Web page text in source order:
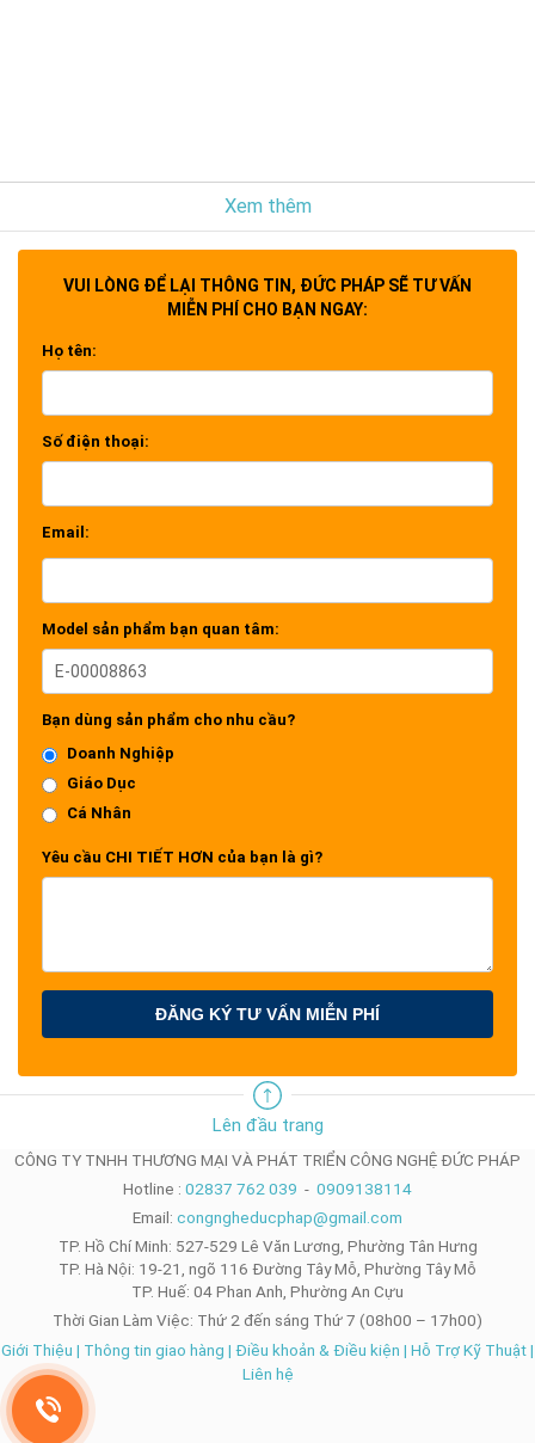
Xem thêm
VUI LÒNG ĐỂ LẠI THÔNG TIN, ĐỨC PHÁP SẼ TƯ VẤN
MIỄN PHÍ CHO BẠN NGAY:
Họ tên:
Số điện thoại:
Email:
Model sản phẩm bạn quan tâm:
Bạn dùng sản phẩm cho nhu cầu?
Doanh Nghiệp
Giáo Dục
Cá Nhân
Yêu cầu CHI TIẾT HƠN của bạn là gì?
ĐĂNG KÝ TƯ VẤN MIỄN PHÍ
Lên đầu trang
CÔNG TY TNHH THƯƠNG MẠI VÀ PHÁT TRIỂN CÔNG NGHỆ ĐỨC PHÁP
Hotline : 02837 762 039 - 0909138114
Email: congngheducphap@gmail.com
TP. Hồ Chí Minh: 527-529 Lê Văn Lương, Phường Tân Hưng
TP. Hà Nội: 19-21, ngõ 116 Đường Tây Mỗ, Phường Tây Mỗ
TP. Huế: 04 Phan Anh, Phường An Cựu
Thời Gian Làm Việc: Thứ 2 đến sáng Thứ 7 (08h00 – 17h00)
Giới Thiệu | Thông tin giao hàng | Điều khoản & Điều kiện | Hỗ Trợ Kỹ Thuật|
Liên hệ